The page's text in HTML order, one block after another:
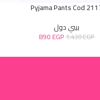
Pyjama Pants Cod
بيبي دول
1.430EGP
890EGP